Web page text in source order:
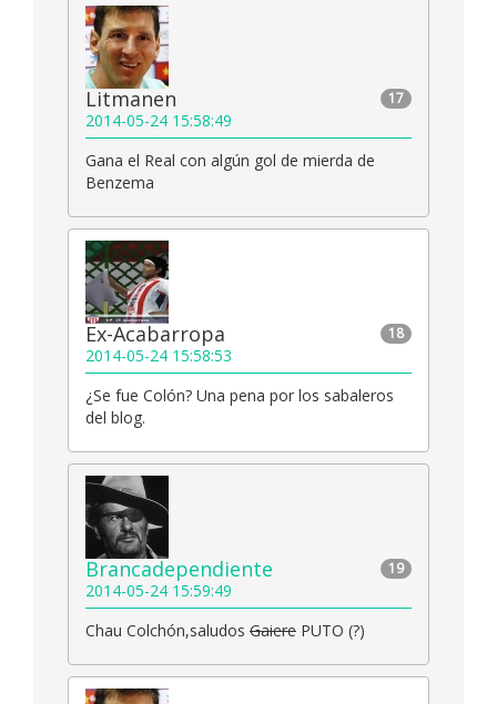
17
Litmanen
2014-05-24 15:58:49
Gana el Real con algún gol de mierda de
Benzema
18
Ex-Acabarropa
2014-05-24 15:58:53
¿Se fue Colón? Una pena por los sabaleros
del blog.
19
Brancadependiente
2014-05-24 15:59:49
Chau Colchón,saludos Gaiere PUTO (?)